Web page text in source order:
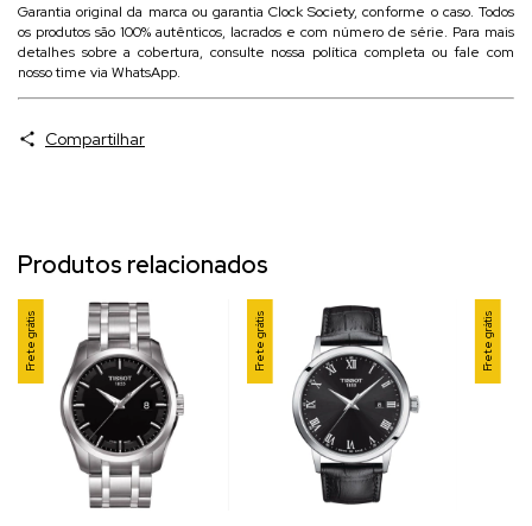
Garantia original da marca ou garantia Clock Society, conforme o caso. Todos
os produtos são 100% autênticos, lacrados e com número de série. Para mais
detalhes sobre a cobertura, consulte nossa política completa ou fale com
nosso time via WhatsApp.
Compartilhar
Produtos relacionados
Frete grátis Frete grátis Frete grátis